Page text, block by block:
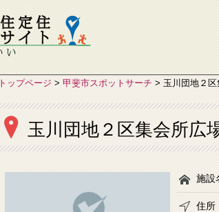
トップページ > 甲斐市スポットサーチ > 玉川団地２
玉川団地２区集会所広
施設
住所